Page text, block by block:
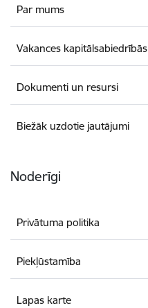
Par mums
Vakances kapitālsabiedrībās
Dokumenti un resursi
Biežāk uzdotie jautājumi
Noderīgi
Privātuma politika
Piekļūstamība
Lapas karte